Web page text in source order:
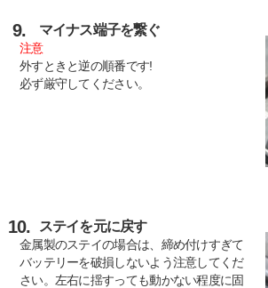
9. マイナス端子を繋ぐ
注意
外すときと逆の順番です!
必ず厳守してください。
10. ステイを元に戻す
金属製のステイの場合は、締め付けすぎて
バッテリーを破損しないよう注意してくだ
さい。左右に揺すっても動かない程度に固